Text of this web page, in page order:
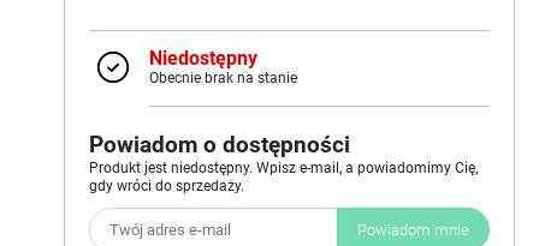
Niedostępny
Obecnie brak na stanie
Powiadom o dostępności
Produkt jest niedostępny. Wpisz e-mail, a powiadomimy Cię,
gdy wróci do sprzedaży.
Powiadom mnie